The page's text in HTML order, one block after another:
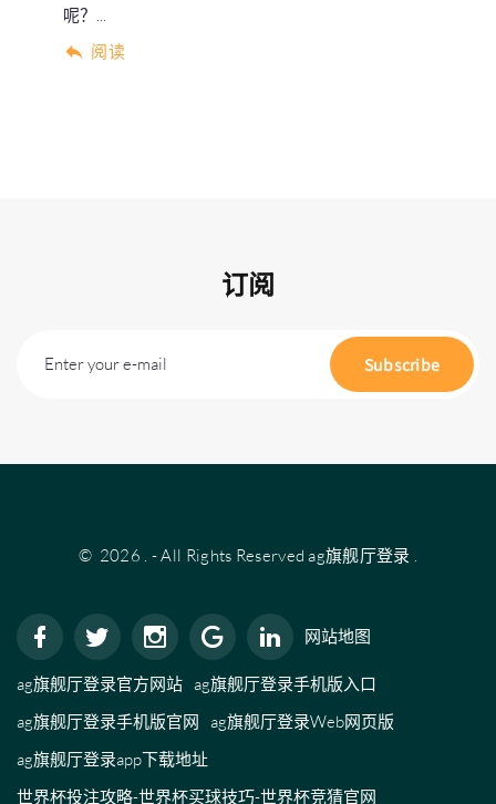
呢？...
阅读
订阅
Enter your e-mail Subscribe
© 2026 . - All Rights Reservedag旗舰厅登录 .
网站地图
ag旗舰厅登录官方网站 ag旗舰厅登录手机版入口
ag旗舰厅登录手机版官网
ag旗舰厅登录Web网页版
ag旗舰厅登录app下载地址
世界杯投注攻略-世界杯买球技巧-世界杯竞猜官网